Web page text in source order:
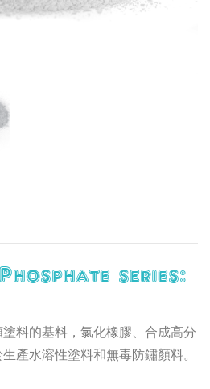
series:
料的基料，氯化橡膠、合成高分
產水溶性塗料和無毒防鏽顏料。